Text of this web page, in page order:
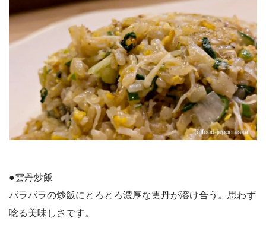
●雲丹炒飯
パラパラの炒飯にとろとろ濃厚な雲丹が溶け合う。思わず
唸る美味しさです。